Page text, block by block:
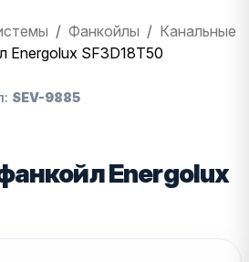
Фанкойлы
Канальные
Energolux SF3D18T50
SEV-9885
Energolux